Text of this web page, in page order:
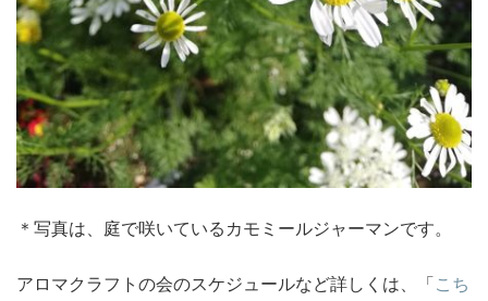
＊写真は、庭で咲いているカモミールジャーマンです。
アロマクラフトの会のスケジュールなど詳しくは、「こち